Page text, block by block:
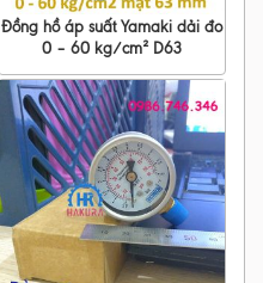
Đồng hồ áp suất Yamaki dải đo
0 – 60 kg/cm² D63